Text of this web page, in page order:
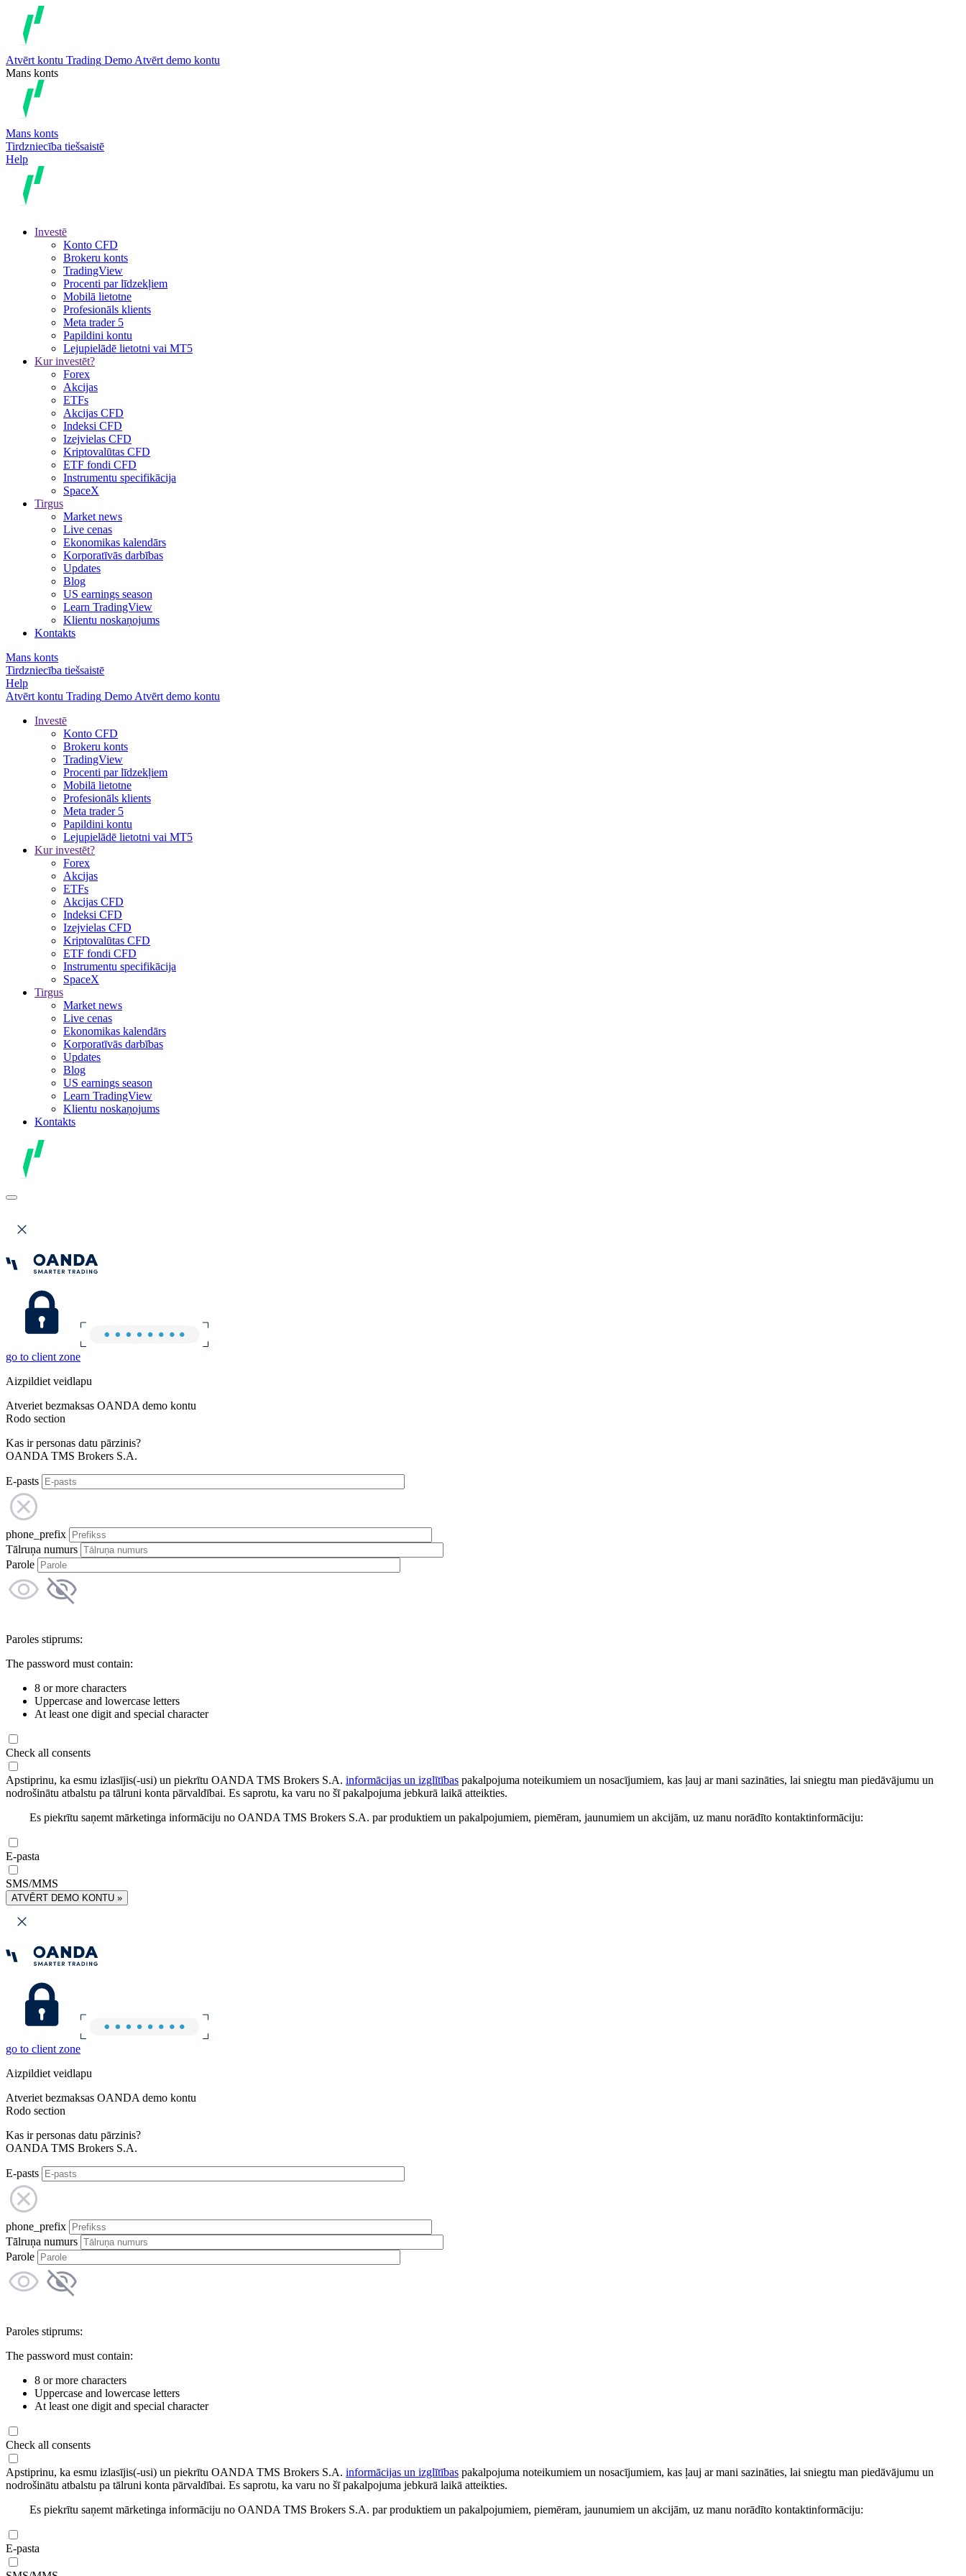
Atvērt kontu Trading Demo Atvērt demo kontu
Mans konts
Mans konts
Tirdzniecība tiešsaistē
Help
Investē
Konto CFD
Brokeru konts
TradingView
Procenti par līdzekļiem
Mobilā lietotne
Profesionāls klients
Meta trader 5
Papildini kontu
Lejupielādē lietotni vai MT5
Kur investēt?
Forex
Akcijas
ETFs
Akcijas CFD
Indeksi CFD
Izejvielas CFD
Kriptovalūtas CFD
ETF fondi CFD
Instrumentu specifikācija
SpaceX
Tirgus
Market news
Live cenas
Ekonomikas kalendārs
Korporatīvās darbības
Updates
Blog
US earnings season
Learn TradingView
Klientu noskaņojums
Kontakts
Mans konts
Tirdzniecība tiešsaistē
Help
Atvērt kontu Trading Demo Atvērt demo kontu
Investē
Konto CFD
Brokeru konts
TradingView
Procenti par līdzekļiem
Mobilā lietotne
Profesionāls klients
Meta trader 5
Papildini kontu
Lejupielādē lietotni vai MT5
Kur investēt?
Forex
Akcijas
ETFs
Akcijas CFD
Indeksi CFD
Izejvielas CFD
Kriptovalūtas CFD
ETF fondi CFD
Instrumentu specifikācija
SpaceX
Tirgus
Market news
Live cenas
Ekonomikas kalendārs
Korporatīvās darbības
Updates
Blog
US earnings season
Learn TradingView
Klientu noskaņojums
Kontakts
go to client zone
Aizpildiet veidlapu
Atveriet bezmaksas OANDA demo kontu
Rodo section
Kas ir personas datu pārzinis?
OANDA TMS Brokers S.A.
E-pasts
phone_prefix
Tālruņa numurs
Parole
Paroles stiprums:
The password must contain:
8 or more characters
Uppercase and lowercase letters
At least one digit and special character
Check all consents
Apstiprinu, ka esmu izlasījis(-usi) un piekrītu OANDA TMS Brokers S.A. informācijas un izglītības pakalpojuma noteikumiem un nosacījumiem, kas ļauj ar mani sazināties, lai sniegtu man piedāvājumu un
nodrošinātu atbalstu pa tālruni konta pārvaldībai. Es saprotu, ka varu no šī pakalpojuma jebkurā laikā atteikties.
Es piekrītu saņemt mārketinga informāciju no OANDA TMS Brokers S.A. par produktiem un pakalpojumiem, piemēram, jaunumiem un akcijām, uz manu norādīto kontaktinformāciju:
E-pasta
SMS/MMS
ATVĒRT DEMO KONTU »
go to client zone
Aizpildiet veidlapu
Atveriet bezmaksas OANDA demo kontu
Rodo section
Kas ir personas datu pārzinis?
OANDA TMS Brokers S.A.
E-pasts
phone_prefix
Tālruņa numurs
Parole
Paroles stiprums:
The password must contain:
8 or more characters
Uppercase and lowercase letters
At least one digit and special character
Check all consents
Apstiprinu, ka esmu izlasījis(-usi) un piekrītu OANDA TMS Brokers S.A. informācijas un izglītības pakalpojuma noteikumiem un nosacījumiem, kas ļauj ar mani sazināties, lai sniegtu man piedāvājumu un
nodrošinātu atbalstu pa tālruni konta pārvaldībai. Es saprotu, ka varu no šī pakalpojuma jebkurā laikā atteikties.
Es piekrītu saņemt mārketinga informāciju no OANDA TMS Brokers S.A. par produktiem un pakalpojumiem, piemēram, jaunumiem un akcijām, uz manu norādīto kontaktinformāciju:
E-pasta